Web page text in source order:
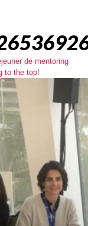
de mentoring
to the top!